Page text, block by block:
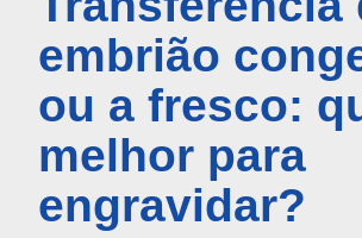
embrião
ou a fresco:
melhor para
engravidar?